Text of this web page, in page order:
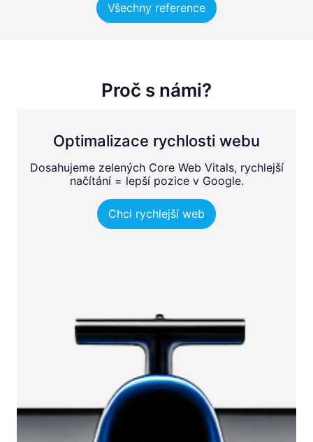
Všechny reference
Proč s námi?
Optimalizace rychlosti webu
Dosahujeme zelených Core Web Vitals, rychlejší
načítání = lepší pozice v Google.
Chci rychlejší web